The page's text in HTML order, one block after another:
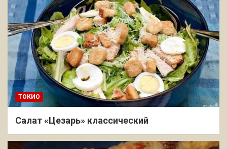
ТОКИО
Салат «Цезарь» классический